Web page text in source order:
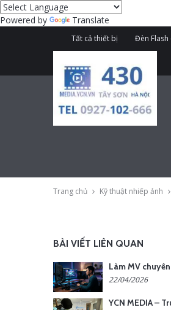
Powered by Translate
Tất cả thiết bị Đèn Flash
Trang chủ Kỹ thuật nhiếp ảnh
BÀI VIẾT LIÊN QUAN
22/04/2026